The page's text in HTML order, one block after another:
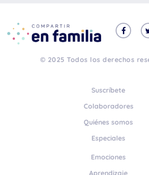
© 2025 Todos los derechos
Suscríbete
Colaboradores
Quiénes somos
Especiales
Emociones
Aprendizaje